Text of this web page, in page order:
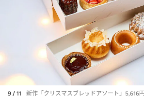
9 / 11 新作「クリスマスブレッドアソート」5,616円